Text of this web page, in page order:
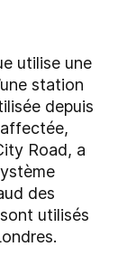
utilise une
station
depuis
Road, a
des
utilisés